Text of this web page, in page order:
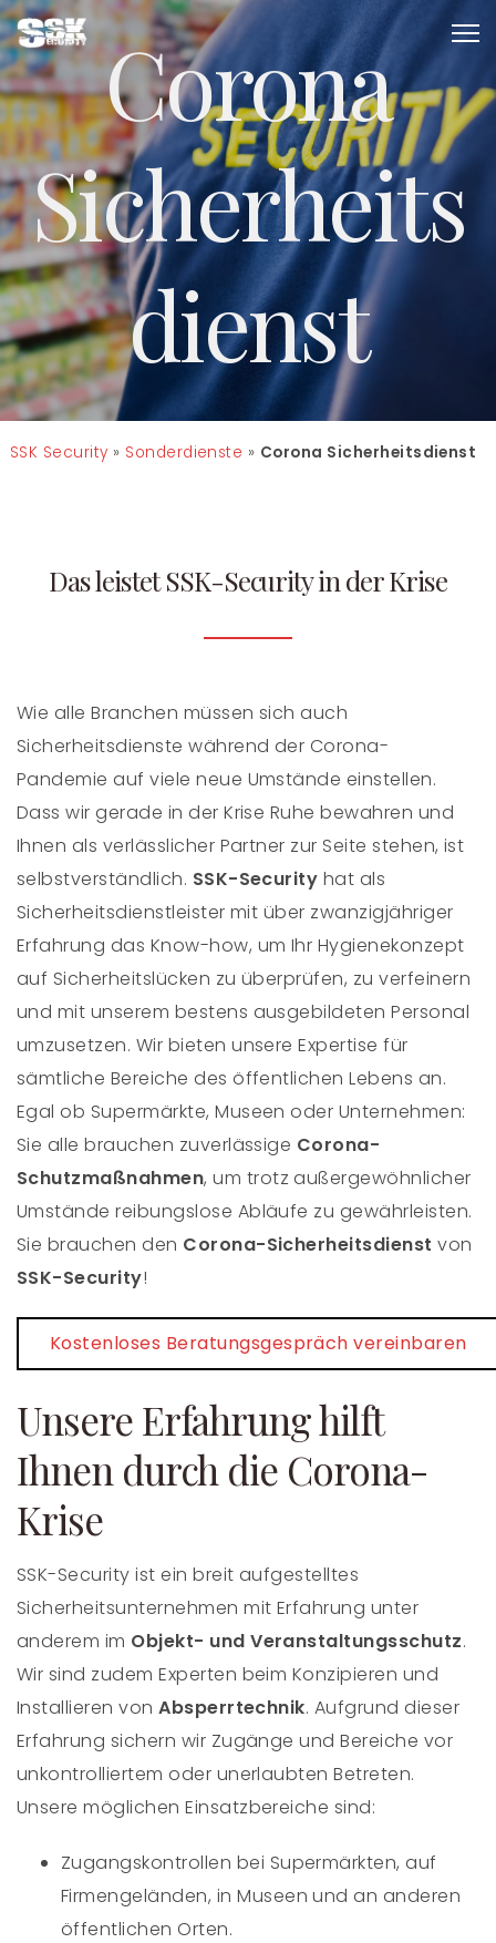
Corona
Sicherheits
dienst
SSK Security » Sonderdienste » Corona Sicherheitsdienst
Das leistet SSK-Security in der Krise
Wie alle Branchen müssen sich auch
Sicherheitsdienste während der Corona-
Pandemie auf viele neue Umstände einstellen.
Dass wir gerade in der Krise Ruhe bewahren und
Ihnen als verlässlicher Partner zur Seite stehen, ist
selbstverständlich. SSK-Security hat als
Sicherheitsdienstleister mit über zwanzigjähriger
Erfahrung das Know-how, um Ihr Hygienekonzept
auf Sicherheitslücken zu überprüfen, zu verfeinern
und mit unserem bestens ausgebildeten Personal
umzusetzen. Wir bieten unsere Expertise für
sämtliche Bereiche des öffentlichen Lebens an.
Egal ob Supermärkte, Museen oder Unternehmen:
Sie alle brauchen zuverlässige Corona-
Schutzmaßnahmen, um trotz außergewöhnlicher
Umstände reibungslose Abläufe zu gewährleisten.
Sie brauchen den Corona-Sicherheitsdienst von
SSK-Security!
Kostenloses Beratungsgespräch vereinbaren
Unsere Erfahrung hilft
Ihnen durch die Corona-
Krise
SSK-Security ist ein breit aufgestelltes
Sicherheitsunternehmen mit Erfahrung unter
anderem im Objekt- und Veranstaltungsschutz.
Wir sind zudem Experten beim Konzipieren und
Installieren vonAbsperrtechnik. Aufgrund dieser
Erfahrung sichern wir Zugänge und Bereiche vor
unkontrolliertem oder unerlaubten Betreten.
Unsere möglichen Einsatzbereiche sind:
Zugangskontrollen bei Supermärkten, auf
Firmengeländen, in Museen und an anderen
öffentlichen Orten.